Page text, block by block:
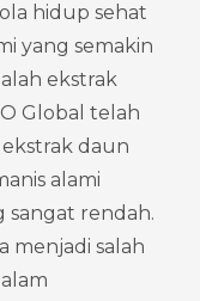
hidup sehat
yang semakin
ekstrak
Global telah
daun
alami
sangat rendah.
menjadi salah